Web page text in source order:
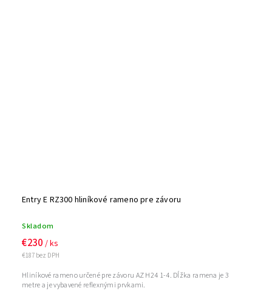
Entry E RZ300 hliníkové rameno pre závoru
Skladom
€187 bez DPH
€230 / ks
Hliníkové rameno určené pre závoru AZ H24 1-4. Dĺžka ramena je 3
metre a je vybavené reflexnými prvkami.